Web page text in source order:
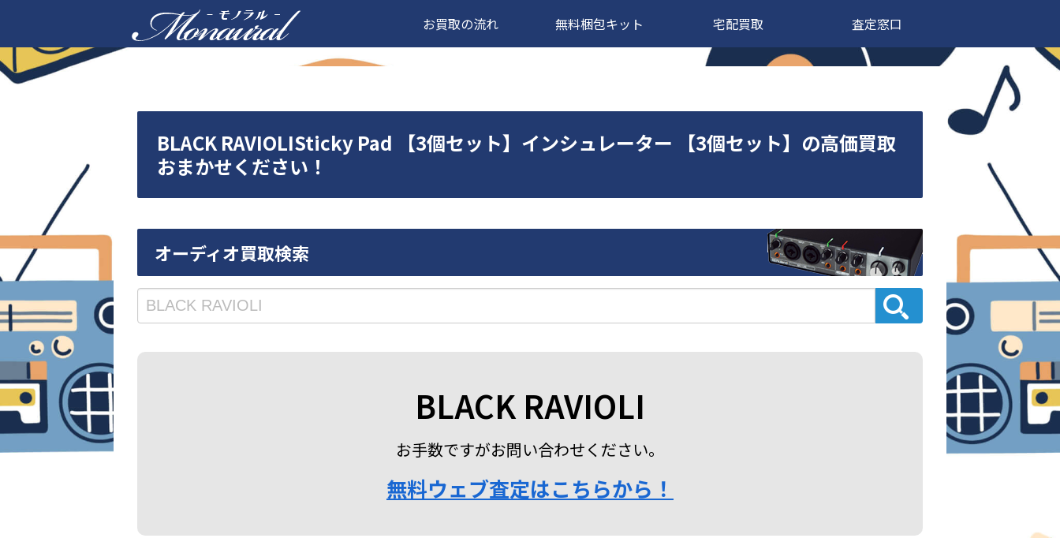
お買取の流れ 無料梱包キット 宅配買取 査定窓口
BLACK RAVIOLISticky Pad 【3個セット】インシュレーター 【3個セット】の高価買取
おまかせください！
オーディオ買取検索
BLACK RAVIOLI
お手数ですがお問い合わせください。
無料ウェブ査定はこちらから！